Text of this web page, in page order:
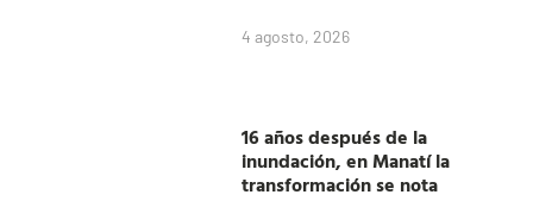
4 agosto, 2026
16 años después de la
inundación, en Manatí la
transformación se nota